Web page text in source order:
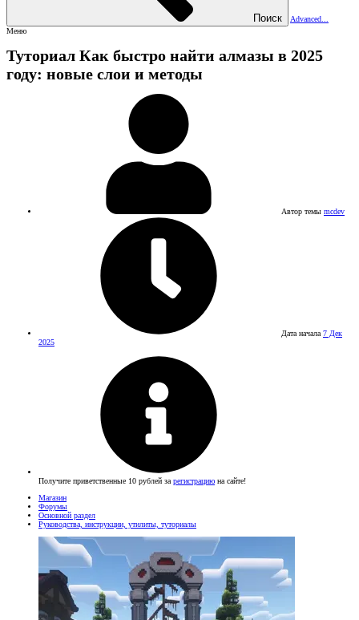
Поиск
Advanced...
Меню
Туториал Как быстро найти алмазы в 2025
году: новые слои и методы
Автор темы mcdev
Дата начала 7 Дек
2025
Получите приветственные 10 рублей за регистрацию на сайте!
Магазин
Форумы
Основной раздел
Руководства, инструкции, утилиты, туториалы